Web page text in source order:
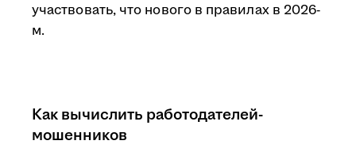
участвовать, что нового в правилах в 2026-
м.
Как вычислить работодателей-
мошенников